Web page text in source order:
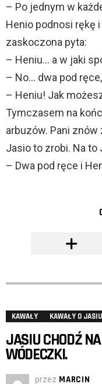
– Po jednym w
Henio podnosi rękę i
zaskoczona pyta:
– Heniu… a w jaki
– No… dwa pod
– Heniu! Jak
Tymczasem na
arbuzów. Pani
Jasio to zrobi. Na to
– Dwa pod ręce i
KAWAŁY KAWAŁY O JASIU
JASIU CHODŹ
WÓDECZKI.
przez MARCIN